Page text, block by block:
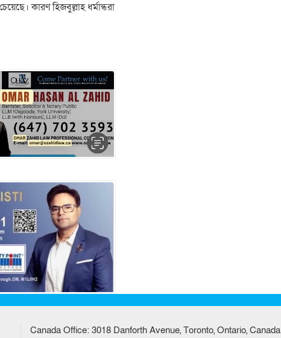
কারণ হিজবুল্লাহ ধর্মান্ধরা
Canada Office: 3018 Danforth Avenue, Toronto, Ontario, Canada